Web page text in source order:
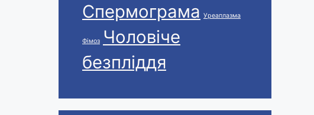
Спермограма Уреаплазма
Фімоз Чоловіче
безпліддя